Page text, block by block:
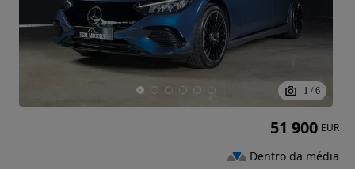
1 / 6
51 900 EUR
Dentro da média